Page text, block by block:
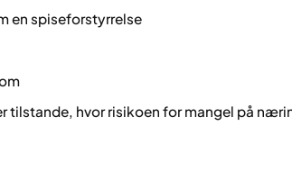
en spiseforstyrrelse
tilstande, hvor risikoen for mangel på